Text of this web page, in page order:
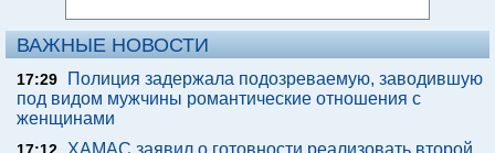
ВАЖНЫЕ НОВОСТИ
17:29
Полиция задержала подозреваемую, заводившую
под видом мужчины романтические отношения с
женщинами
17:12
ХАМАС заявил о готовности реализовать второй